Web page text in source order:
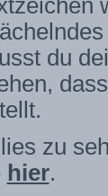
du
zu
hier.